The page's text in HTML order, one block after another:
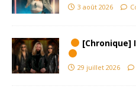
3 août 2026
[Chronique]
29 juillet 2026